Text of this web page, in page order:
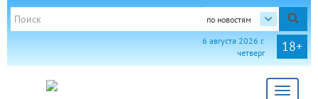
по новостям
18+
6 августа 2026 г.
четверг
Toggle